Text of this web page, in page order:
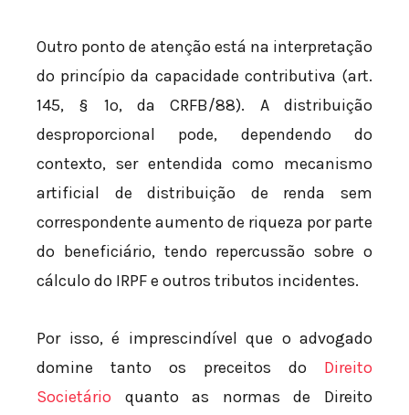
Outro ponto de atenção está na interpretação
do princípio da capacidade contributiva (art.
145, § 1º, da CRFB/88). A distribuição
desproporcional pode, dependendo do
contexto, ser entendida como mecanismo
artificial de distribuição de renda sem
correspondente aumento de riqueza por parte
do beneficiário, tendo repercussão sobre o
cálculo do IRPF e outros tributos incidentes.
Por isso, é imprescindível que o advogado
domine tanto os preceitos do Direito
Societário quanto as normas de Direito